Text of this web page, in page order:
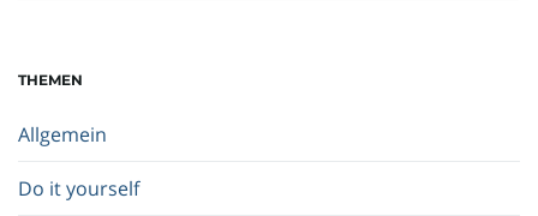
b
g
i
THEMEN
Allgemein
Do it yourself